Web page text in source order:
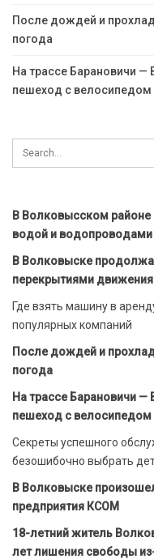
После дождей и
погода
На трассе Барановичи
пешеход с велосипедом
В Волковысском районе
водой и водопроводами
В Волковыске
перекрытиями движения
Где взять машину в
популярных компаний
После дождей и
погода
На трассе Барановичи
пешеход с велосипедом
Секреты успешного
безошибочно выбрать
В Волковыске
предприятия КСОМ
18-летний житель
лет лишения свободы